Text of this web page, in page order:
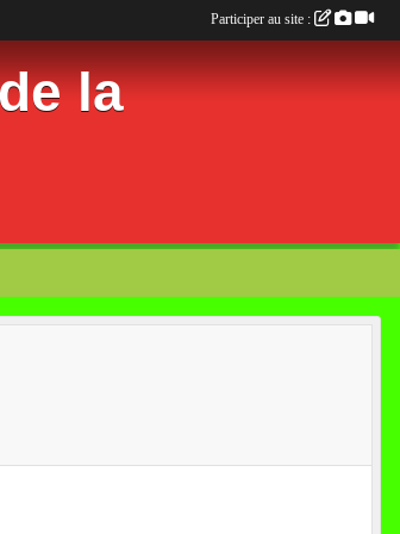
la
Participer au site :